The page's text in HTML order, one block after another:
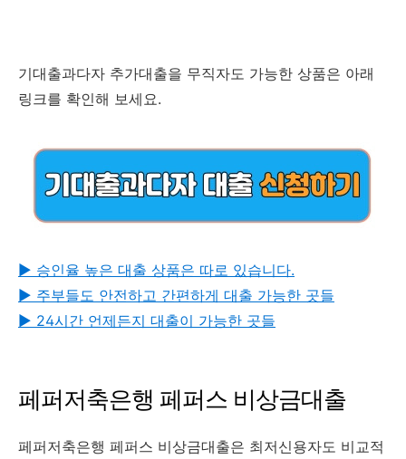
기대출과다자 추가대출을 무직자도 가능한 상품은 아래
링크를 확인해 보세요.
▶︎ 승인율 높은 대출 상품은 따로 있습니다.
▶︎ 주부들도 안전하고 간편하게 대출 가능한 곳들
▶︎ 24시간 언제든지 대출이 가능한 곳들
페퍼저축은행 페퍼스 비상금대출
페퍼저축은행 페퍼스 비상금대출은 최저신용자도 비교적